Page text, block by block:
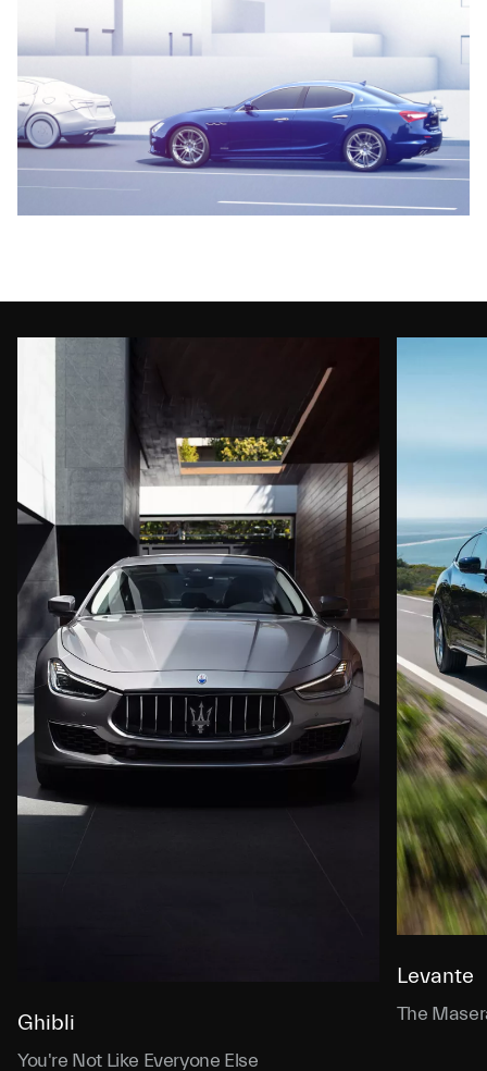
Ghibli
You're Not Like Everyone Else
Levante
The